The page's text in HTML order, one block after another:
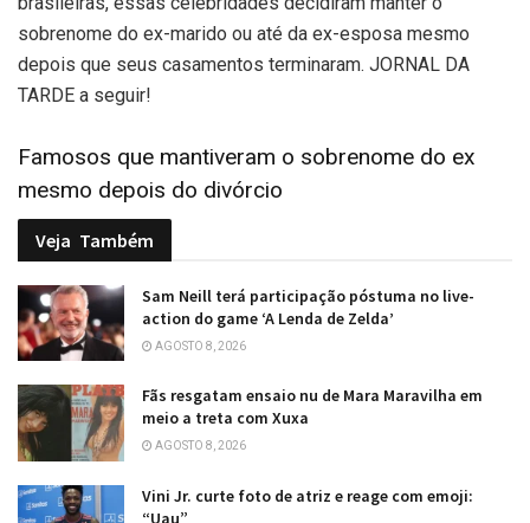
sobrenome do ex-marido ou até da ex-esposa mesmo
depois que seus casamentos terminaram. JORNAL DA
TARDE a seguir!
Famosos que mantiveram o sobrenome do ex
mesmo depois do divórcio
Veja Também
Sam Neill terá participação póstuma no live-
action do game ‘A Lenda de Zelda’
AGOSTO 8, 2026
Fãs resgatam ensaio nu de Mara Maravilha em
meio a treta com Xuxa
AGOSTO 8, 2026
Vini Jr. curte foto de atriz e reage com emoji:
“Uau”